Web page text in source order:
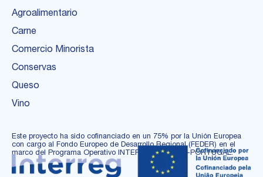
Agroalimentario
Carne
Comercio Minorista
Conservas
Queso
Vino
Este proyecto ha sido cofinanciado en un 75% por la Unión Europea
con cargo al Fondo Europeo de Desarrollo Regional (FEDER) en el
marco del Programa Operativo INTERREG ESPAÑA-PORTUGAL.